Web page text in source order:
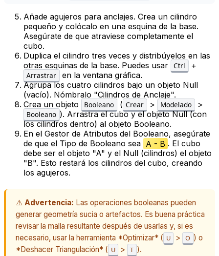
Añade agujeros para anclajes. Crea un cilindro
pequeño y colócalo en una esquina de la base.
Asegúrate de que atraviese completamente el
cubo.
Duplica el cilindro tres veces y distribúyelos en las
otras esquinas de la base. Puedes usar
Ctrl +
Arrastrar
en la ventana gráfica.
Agrupa los cuatro cilindros bajo un objeto Null
(vacío). Nómbralo "Cilindros de Anclaje".
Crea un objeto
Booleano ( Crear > Modelado >
Booleano ). Arrastra el cubo y el objetoNull(con
los cilindros dentro) al objeto Booleano.
En el Gestor de Atributos del Booleano, asegúrate
de que el Tipo de Booleano sea A - B . El cubo
debe ser el objeto "A" y el Null (cilindros) el objeto
"B". Esto restará los cilindros del cubo, creando
los agujeros.
⚠️ Advertencia: Las operaciones booleanas pueden
generar geometría sucia o artefactos. Es buena práctica
revisar la malla resultante después de usarlas y, si es
necesario, usar la herramienta *Optimizar* ( U > O ) o
*Deshacer Triangulación* ( U > T ).